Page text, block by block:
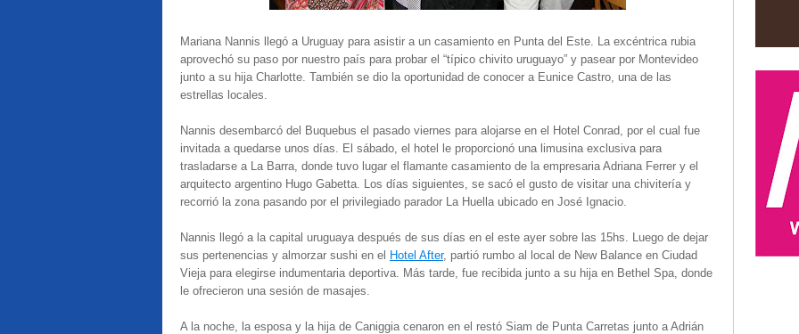
Mariana Nannis llegó a Uruguay para asistir a un casamiento en Punta del Este. La excéntrica rubia
aprovechó su paso por nuestro país para probar el “típico chivito uruguayo” y pasear por Montevideo
junto a su hija Charlotte. También se dio la oportunidad de conocer a Eunice Castro, una de las
estrellas locales.
Nannis desembarcó del Buquebus el pasado viernes para alojarse en el Hotel Conrad, por el cual fue
invitada a quedarse unos días. El sábado, el hotel le proporcionó una limusina exclusiva para
trasladarse a La Barra, donde tuvo lugar el flamante casamiento de la empresaria Adriana Ferrer y el
arquitecto argentino Hugo Gabetta. Los días siguientes, se sacó el gusto de visitar una chivitería y
recorrió la zona pasando por el privilegiado parador La Huella ubicado en José Ignacio.
Nannis llegó a la capital uruguaya después de sus días en el este ayer sobre las 15hs. Luego de dejar
sus pertenencias y almorzar sushi en el Hotel After, partió rumbo al local de New Balance en Ciudad
Vieja para elegirse indumentaria deportiva. Más tarde, fue recibida junto a su hija en Bethel Spa, donde
le ofrecieron una sesión de masajes.
A la noche, la esposa y la hija de Caniggia cenaron en el restó Siam de Punta Carretas junto a Adrián